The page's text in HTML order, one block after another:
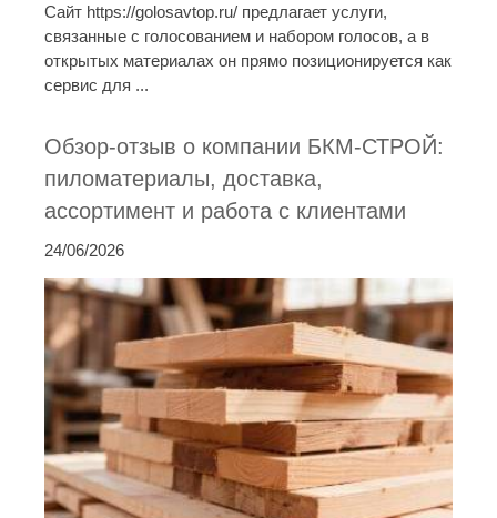
Сайт https://golosavtop.ru/ предлагает услуги,
связанные с голосованием и набором голосов, а в
открытых материалах он прямо позиционируется как
сервис для ...
Обзор-отзыв о компании БКМ-СТРОЙ:
пиломатериалы, доставка,
ассортимент и работа с клиентами
24/06/2026